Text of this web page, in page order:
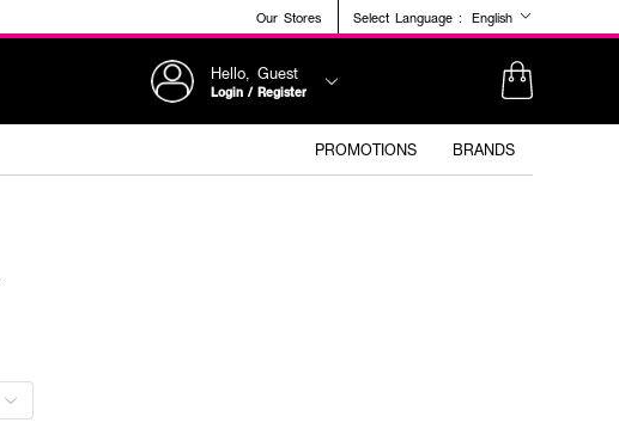
Our Stores Select Language : English
Hello, Guest
Login / Register
PROMOTIONS BRANDS